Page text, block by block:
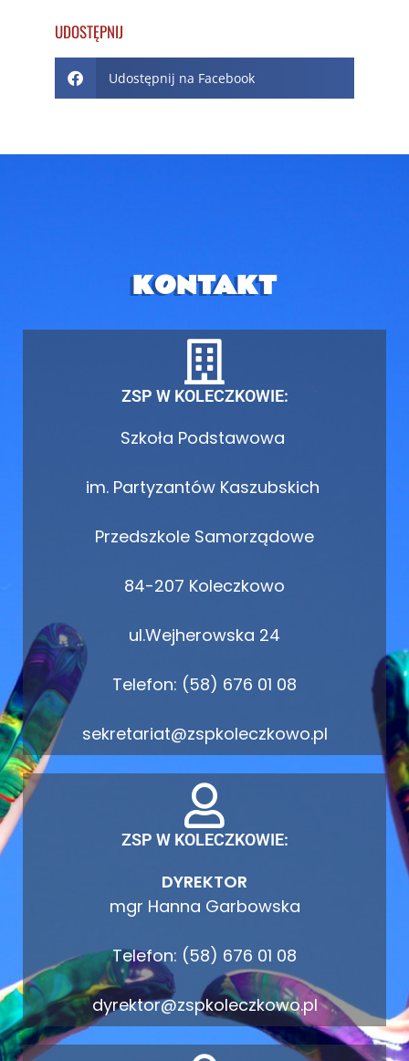
UDOSTĘPNIJ
Udostępnij na Facebook
KONTAKT
ZSP W KOLECZKOWIE:
Szkoła Podstawowa
im. Partyzantów Kaszubskich
Przedszkole Samorządowe
84-207 Koleczkowo
ul.Wejherowska 24
Telefon: (58) 676 01 08
sekretariat@zspkoleczkowo.pl
ZSP W KOLECZKOWIE:
DYREKTOR
mgr Hanna Garbowska
Telefon: (58) 676 01 08
dyrektor@zspkoleczkowo.pl